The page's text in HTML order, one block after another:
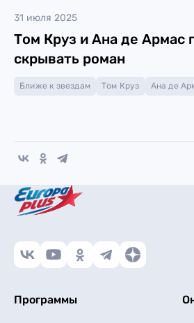
31 июля 2025
Том Круз и Ана де Армас
скрывать роман
Ближе к звездам Том Круз Ана де
Программы